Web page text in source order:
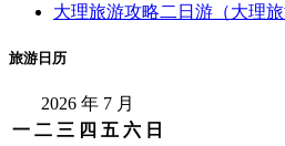
大理旅游攻略二日游（大理旅
旅游日历
2026 年 7 月
一 二 三 四 五 六 日